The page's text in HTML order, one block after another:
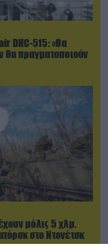
DHC-515: «Θα
θα πραγματοποιούν
μόλις 5 χλμ.
στο Ντονέτσκ